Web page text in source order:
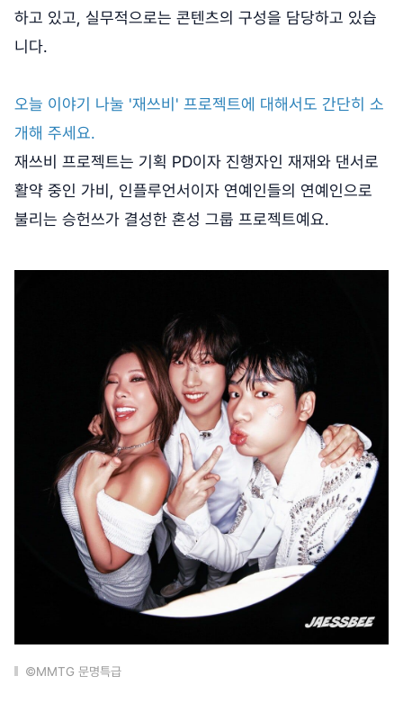
하고 있고, 실무적으로는 콘텐츠의 구성을 담당하고 있습
니다.
오늘 이야기 나눌 '재쓰비' 프로젝트에 대해서도 간단히 소
개해 주세요.
재쓰비 프로젝트는 기획 PD이자 진행자인 재재와 댄서로
활약 중인 가비, 인플루언서이자 연예인들의 연예인으로
불리는 승헌쓰가 결성한 혼성 그룹 프로젝트예요.
©MMTG 문명특급